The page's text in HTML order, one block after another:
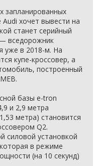
запланированных
хочет вывести на
станет серийный
вседорожник
уже в 2018-м. На
купе-кроссовер, а
построенный
базы e-tron
и 2,9 метра
метра) становится
Q2.
силовой установкой
в режиме
(на 10 секунд)